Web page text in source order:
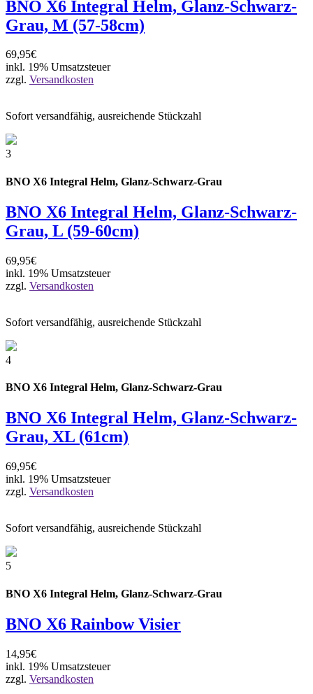
BNO X6 Integral Helm, Glanz-Schwarz-
Grau, M (57-58cm)
69,95€
inkl. 19% Umsatzsteuer
zzgl. Versandkosten
Sofort versandfähig, ausreichende Stückzahl
3
BNO X6 Integral Helm, Glanz-Schwarz-Grau
BNO X6 Integral Helm, Glanz-Schwarz-
Grau, L (59-60cm)
69,95€
inkl. 19% Umsatzsteuer
zzgl. Versandkosten
Sofort versandfähig, ausreichende Stückzahl
4
BNO X6 Integral Helm, Glanz-Schwarz-Grau
BNO X6 Integral Helm, Glanz-Schwarz-
Grau, XL (61cm)
69,95€
inkl. 19% Umsatzsteuer
zzgl. Versandkosten
Sofort versandfähig, ausreichende Stückzahl
5
BNO X6 Integral Helm, Glanz-Schwarz-Grau
BNO X6 Rainbow Visier
14,95€
inkl. 19% Umsatzsteuer
zzgl. Versandkosten